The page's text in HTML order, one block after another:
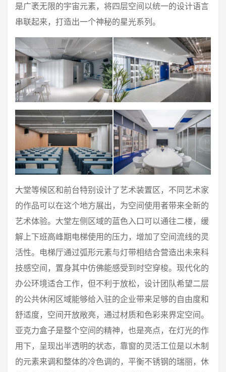
是广袤无限的宇宙元素，将四层空间以统一的设计语言
串联起来，打造出一个神秘的星光系列。
大堂等候区和前台特别设计了艺术装置区，不同艺术家
的作品可以在这个地方展出，为空间使用者带来全新的
艺术体验。大堂左侧区域的蓝色入口可以通往二楼，缓
解上下班高峰期电梯使用的压力，增加了空间流线的灵
活性。电梯厅通过弧形元素与灯带相结合营造出未来科
技感空间，置身其中仿佛能感受到时空穿梭。现代化的
办公环境适合工作，但不利于放松，设计团队希望二层
的公共休闲区域能够给入驻的企业带来足够的自由度和
舒适度，空间开放敞亮，通过材质和色彩来界定空间。
亚克力盒子是整个空间的精神，也是亮点，在灯光的作
用下，呈现出半透明的状态，靠窗的灵活工位是以木制
的元素来调和整体的冷色调的，平衡不锈钢的瑞丽，休